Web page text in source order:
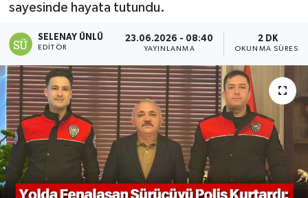
sayesinde hayata tutundu.
SELENAY ÜNLÜ
EDITÖR
23.06.2026 - 08:40
YAYINLANMA
2 DK
OKUNMA SÜRESI